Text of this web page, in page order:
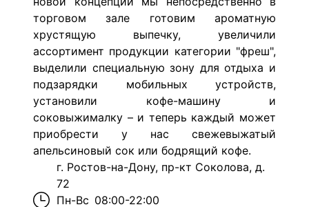
торговом зале готовим ароматную
хрустящую выпечку, увеличили
ассортимент продукции категории "фреш",
выделили специальную зону для отдыха и
подзарядки мобильных устройств,
установили кофе-машину и
соковыжималку – и теперь каждый может
приобрести у нас свежевыжатый
апельсиновый сок или бодрящий кофе.
г. Ростов-на-Дону, пр-кт Соколова, д.
72
Пн-Вс 08:00-22:00